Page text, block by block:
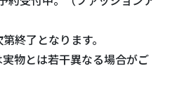
終了となります。
物とは若干異なる場合がご